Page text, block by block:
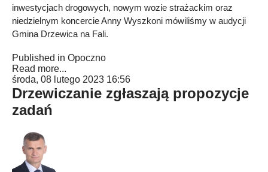
inwestycjach drogowych, nowym wozie strażackim oraz
niedzielnym koncercie Anny Wyszkoni mówiliśmy w audycji
Gmina Drzewica na Fali.
Published in Opoczno
Read more...
środa, 08 lutego 2023 16:56
Drzewiczanie zgłaszają propozycje
zadań